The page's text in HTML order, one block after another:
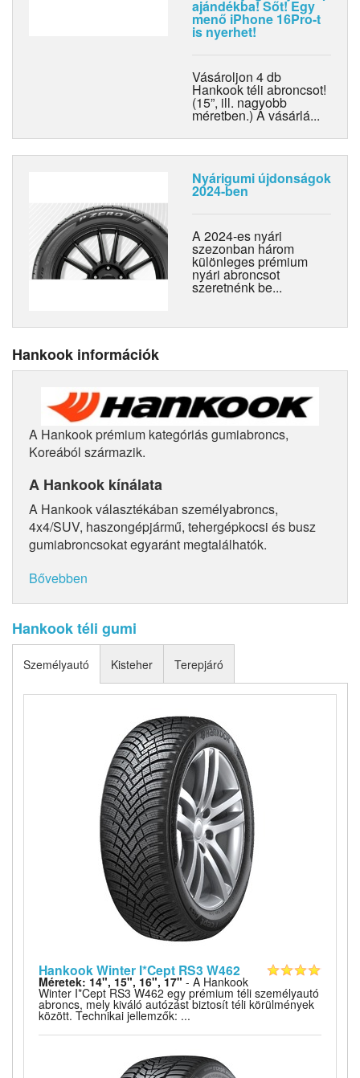
ajándékba! Sőt! Egy
menő iPhone 16Pro-t
is nyerhet!
Vásároljon 4 db
Hankook téli abroncsot!
(15”, ill. nagyobb
méretben.) A vásárlá...
Nyárigumi újdonságok
2024-ben
A 2024-es nyári
szezonban három
különleges prémium
nyári abroncsot
szeretnénk be...
Hankook információk
A Hankook prémium kategóriás gumiabroncs,
Koreából származik.
A Hankook kínálata
A Hankook választékában személyabroncs,
4x4/SUV, haszongépjármű, tehergépkocsi és busz
gumiabroncsokat egyaránt megtalálhatók.
Bővebben
Hankook téli gumi
Személyautó
Hankook Winter I*Cept RS3 W462
Méretek: 14", 15", 16", 17" - A Hankook
Winter I*Cept RS3 W462 egy prémium téli személyautó
abroncs, mely kiváló autózást biztosít téli körülmények
között. Technikai jellemzők: ...
Kisteher Terepjáró